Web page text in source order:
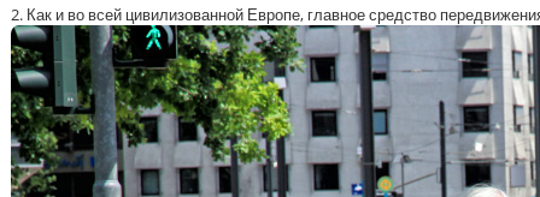
2. Как и во всей цивилизованной Европе, главное средство